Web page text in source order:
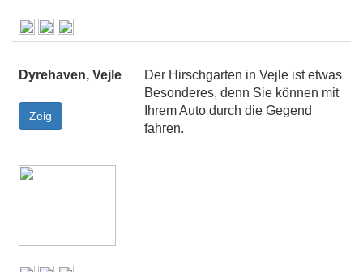
Dyrehaven, Vejle
Der Hirschgarten in Vejle ist etwas
Besonderes, denn Sie können mit
Ihrem Auto durch die Gegend
fahren.